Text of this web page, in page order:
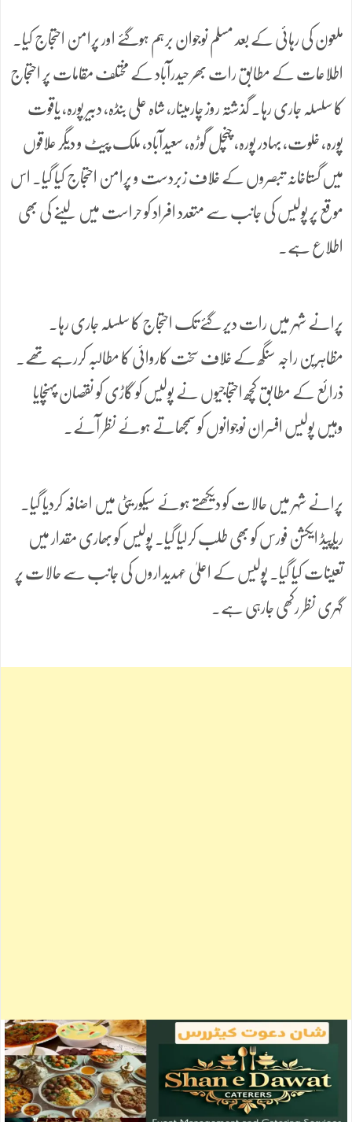
ملعون کی رہائی کے بعد مسلم نوجوان برہم ہوگئے اور پرامن احتجاج کیا۔
اطلاعات کے مطابق رات بھر حیدرآباد کے مختلف مقامات پر احتجاج
کا سلسلہ جاری رہا۔ گذشتہ روز چارمینار، شاہ علی بنڈہ، دبیر پورہ، یاقوت
پورہ، خلوت، بہادر پورہ، چنچل گوڑہ، سعیدآباد، ملک پیٹ و دیگر علاقوں
میں گستاخانہ تبصروں کے خلاف زبردست و پرامن احتجاج کیا گیا۔ اس
موقع پر پولیس کی جانب سے متعدد افراد کو حراست میں لینے کی بھی
اطلاع ہے۔
پرانے شہر میں رات دیر گئے تک احتجاج کا سلسلہ جاری رہا۔
مظاہرین راجہ سنگھ کے خلاف سخت کاروائی کا مطالبہ کررہے تھے۔
ذرائع کے مطابق کچھ احتجاجیوں نے پولیس کو گاڑی کو نقصان پہنچایا
وہیں پولیس افسران نوجوانوں کو سمجھاتے ہوئے نظر آئے۔
پرانے شہر میں حالات کو دیکھتے ہوئے سیکوریٹی میں اضافہ کردیا گیا۔
ریاپیڈ ایکشن فورس کو بھی طلب کرلیا گیا۔ پولیس کو بھاری مقدار میں
تعینات کیا گیا۔ پولیس کے اعلیٰ عہدیداروں کی جانب سے حالات پر
گہری نظر رکھی جارہی ہے۔